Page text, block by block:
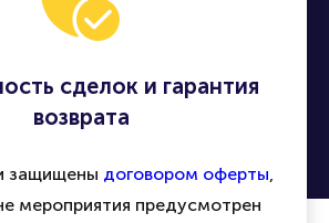
сделок и гарантия
возврата
защищены договором оферты,
мероприятия предусмотрен